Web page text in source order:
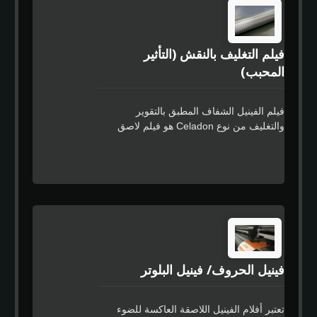
فيلم التغليف بالنقش (التأثير
المحبب)
فيلم الفينيل الشفاف المطبق بالتقوير
والتغليف من نوع Celadon هو فيلم لاصق
النقش وله لاصق قوي خاص لتصميم خالٍ من
وأدائها الموثوق به على مر الزمن، فإن هذه
المنتجات مناسبة بشكل خاص لتغليف
السيارات جزئيًا أو كليًا والأسطح المموجة.
فينيل الحروف/ فينيل البلوتر
تعتبر أفلام الفينيل اللاصقة العاكسة للضوء